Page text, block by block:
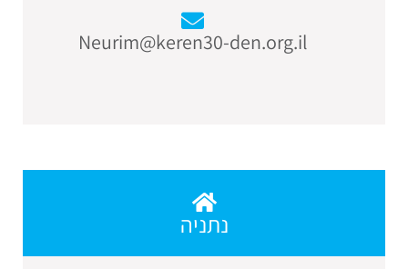
Neurim@keren30-den.org.il
נתניה